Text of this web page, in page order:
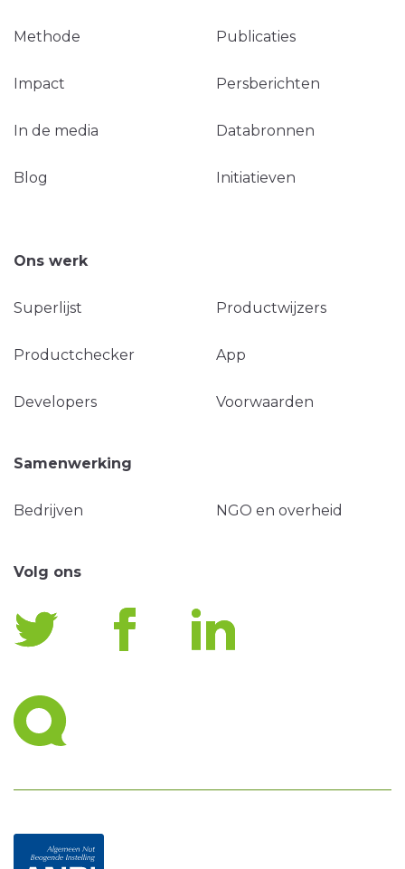
Methode Publicaties
Impact Persberichten
In de media Databronnen
Blog Initiatieven
Ons werk
Superlijst Productwijzers
Productchecker App
Developers Voorwaarden
Samenwerking
Bedrijven NGO en overheid
Volg ons